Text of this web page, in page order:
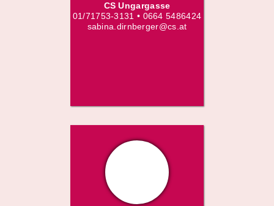
CS Ungargasse
01/71753-3131 • 0664 5486424
sabina.dirnberger@cs.at